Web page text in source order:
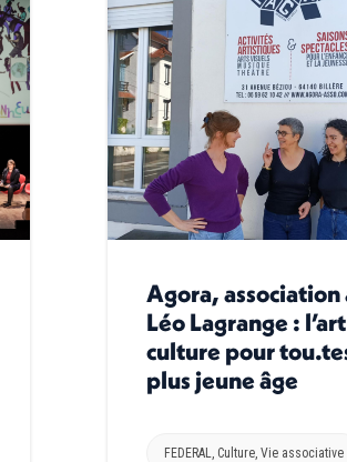
Agora,
Léo Lagrange :
culture pour
plus jeune âge
FEDERAL, Culture, Vie associative